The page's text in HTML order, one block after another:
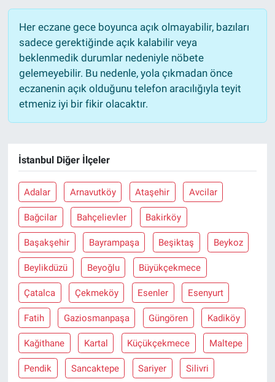
Her eczane gece boyunca açık olmayabilir, bazıları
sadece gerektiğinde açık kalabilir veya
beklenmedik durumlar nedeniyle nöbete
gelemeyebilir. Bu nedenle, yola çıkmadan önce
eczanenin açık olduğunu telefon aracılığıyla teyit
etmeniz iyi bir fikir olacaktır.
İstanbul Diğer İlçeler
Adalar Arnavutköy Ataşehir Avcilar
Bağcilar Bahçelievler Bakirköy
Başakşehir Bayrampaşa Beşiktaş Beykoz
Beylikdüzü Beyoğlu Büyükçekmece
Çatalca Çekmeköy Esenler Esenyurt
Fatih Gaziosmanpaşa Güngören Kadiköy
Kağithane Kartal Küçükçekmece Maltepe
Pendik Sancaktepe Sariyer Silivri